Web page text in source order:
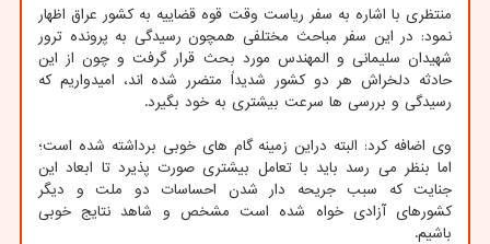
منتظری با اشاره به سفر ریاست وقت قوه قضاییه به کشور عراق اظهار
نمود: در این سفر مباحث مختلفی همچون رسیدگی به پرونده ترور
شهیدان سلیمانی و المهندس مورد بحث قرار گرفت و چون از این
حادثه دلخراش هر دو کشور شدیداً متضرر شده اند، امیدواریم که
رسیدگی و بررسی ها سرعت بیشتری به خود بگیرد.
وی اضافه کرد: البته دراین زمینه گام های خوبی برداشته شده است؛
اما بنظر می رسد باید با تعامل بیشتری صورت پذیرد تا ابعاد این
جنایت که سبب جریحه دار شدن احساسات دو ملت و دیگر
کشورهای آزادی خواه شده است مشخص و شاهد نتایج خوبی
باشیم.